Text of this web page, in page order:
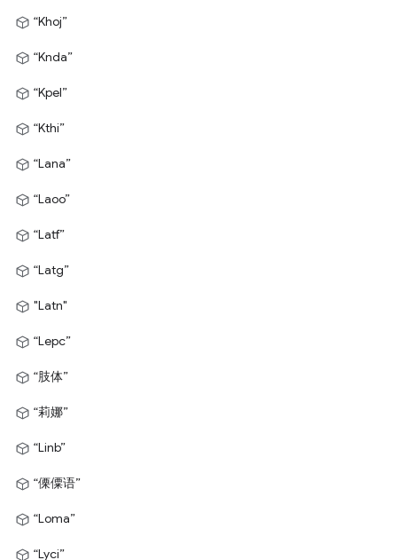
“Khoj”
“Knda”
“Kpel”
“Kthi”
“Lana”
“Laoo”
“Latf”
“Latg”
"Latn"
“Lepc”
“肢体”
“莉娜”
“Linb”
“傈僳语”
“Loma”
“Lyci”